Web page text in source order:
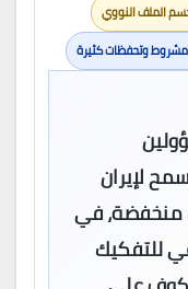
مشروط وتحفظات كثيرة
لإيران
منخفضة، في
للتفكيك